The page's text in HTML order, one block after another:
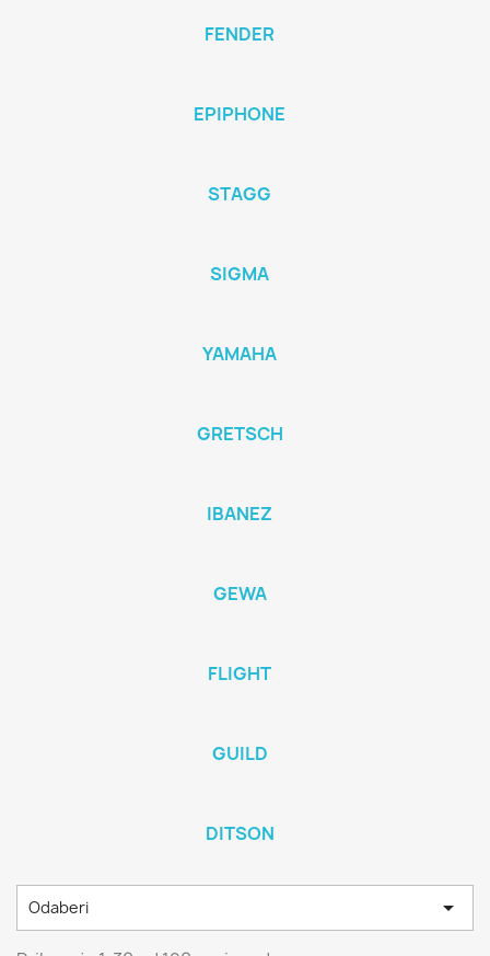
FENDER
EPIPHONE
STAGG
SIGMA
YAMAHA
GRETSCH
IBANEZ
GEWA
FLIGHT
GUILD
DITSON
Odaberi 